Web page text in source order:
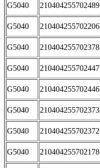
G5040 210404255702489
G5040 210404255702206
G5040 210404255702378
G5040 210404255702447
G5040 210404255702446
G5040 210404255702373
G5040 210404255702372
G5040 210404255702178